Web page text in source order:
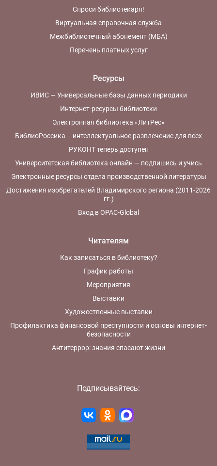
Спроси библиотекаря!
Виртуальная справочная служба
Межбиблиотечный абонемент (МБА)
Перечень платных услуг
Ресурсы
ИВИС — Универсальные базы данных периодики
Интернет-ресурсы библиотеки
Электронная библиотека «ЛитРес»
БиблиоРоссика – интеллектуальное развлечение для всех
РУКОНТ теперь доступен
Университетская библиотека онлайн — подпишись и учись
Электронные ресурсы отдела производственной литературы
Достижения изобретателей Владимирского региона (2011-2026
гг.)
Вход в OPAC-Global
Читателям
Как записаться в библиотеку?
График работы
Мероприятия
Выставки
Художественные выставки
Профилактика финансовой преступности и основы интернет-
безопасности
Антитеррор: знания спасают жизни
Подписывайтесь: